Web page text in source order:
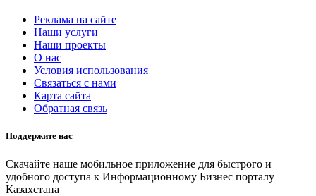
Реклама на сайте
Наши услуги
Наши проекты
О нас
Условия использования
Связаться с нами
Карта сайта
Обратная связь
Поддержите нас
Скачайте наше мобильное приложение для быстрого и
удобного доступа к Информационному Бизнес порталу
Казахстана